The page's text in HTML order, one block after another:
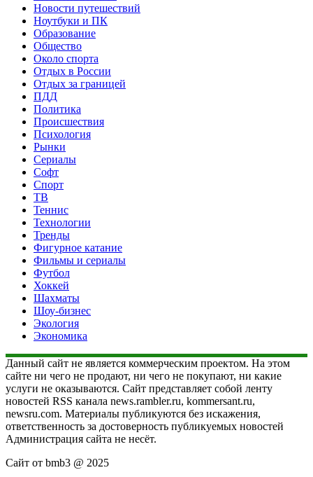
Новости путешествий
Ноутбуки и ПК
Образование
Общество
Около спорта
Отдых в России
Отдых за границей
ПДД
Политика
Происшествия
Психология
Рынки
Сериалы
Софт
Спорт
ТВ
Теннис
Технологии
Тренды
Фигурное катание
Фильмы и сериалы
Футбол
Хоккей
Шахматы
Шоу-бизнес
Экология
Экономика
Данный сайт не является коммерческим проектом. На этом
сайте ни чего не продают, ни чего не покупают, ни какие
услуги не оказываются. Сайт представляет собой ленту
новостей RSS канала news.rambler.ru, kommersant.ru,
newsru.com. Материалы публикуются без искажения,
ответственность за достоверность публикуемых новостей
Администрация сайта не несёт.
Сайт от bmb3 @ 2025